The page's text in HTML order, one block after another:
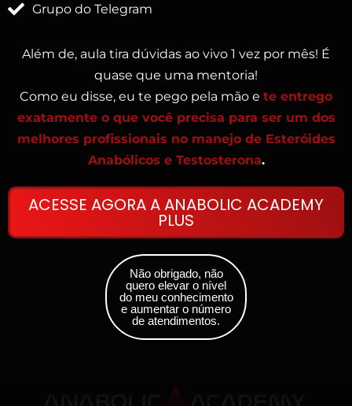
Grupo do Telegram
Além de, aula tira dúvidas ao vivo 1 vez por mês! É
quase que uma mentoria!
Como eu disse, eu te pego pela mão e te entrego
exatamente o que você precisa para ser um dos
melhores profissionais no manejo de Esteróides
Anabólicos e Testosterona.
ACESSE AGORA A ANABOLIC ACADEMY
PLUS
Não obrigado, não
quero elevar o nível
do meu conhecimento
e aumentar o número
de atendimentos.